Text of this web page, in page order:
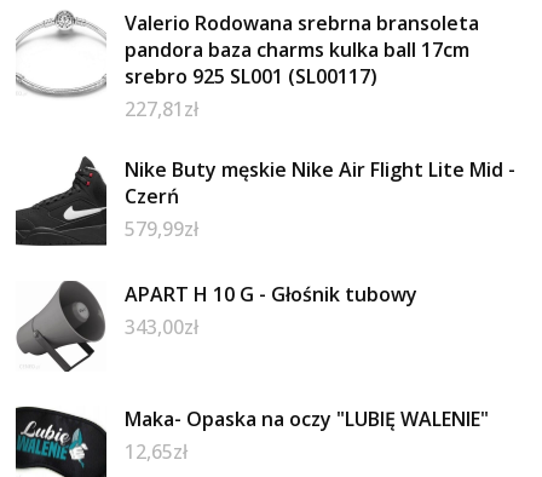
Valerio Rodowana srebrna bransoleta
pandora baza charms kulka ball 17cm
srebro 925 SL001 (SL00117)
227,81zł
Nike Buty męskie Nike Air Flight Lite Mid -
Czerń
579,99zł
APART H 10 G - Głośnik tubowy
343,00zł
Maka- Opaska na oczy "LUBIĘ WALENIE"
12,65zł